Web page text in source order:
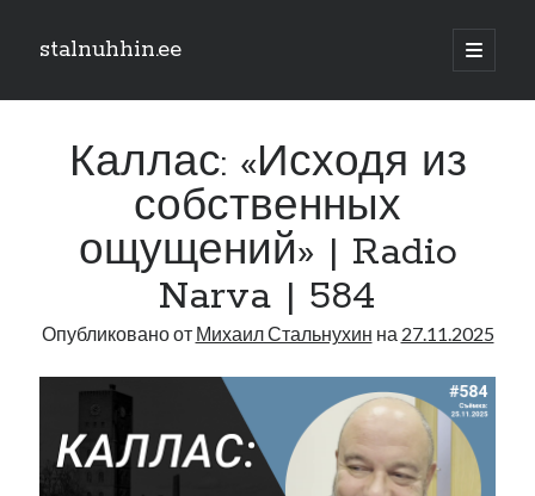
stalnuhhin.ee
отрыть
Боковая
панель
Поиск
Рубрики
Интервью
Книга
Нарва и северо-восток
Обзор прессы
Каллас: «Исходя из
собственных
ощущений» | Radio
Narva | 584
Опубликовано от Михаил Стальнухин на 27.11.2025